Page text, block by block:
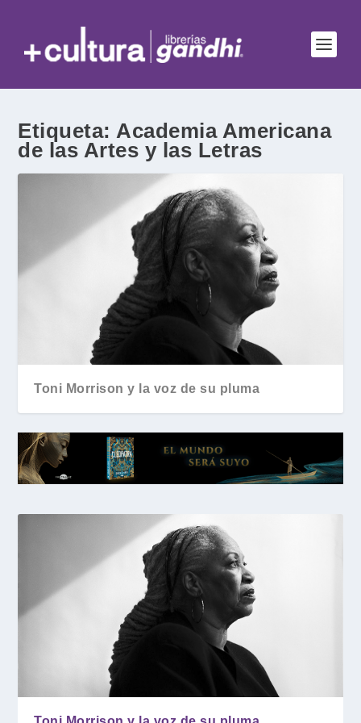
Etiqueta:Academia Americana
de las Artes y las Letras
Toni Morrison y la voz de su pluma